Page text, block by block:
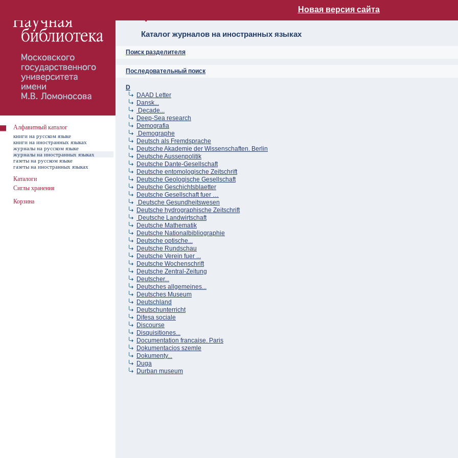
Новая версия сайта
Каталог журналов на иностранных языках
Поиск разделителя
Последовательный поиск
D
DAAD Letter
Dansk...
Decade...
Deep-Sea research
Demografia
Demographe
Deutsch als Fremdsprache
Deutsche Akademie der Wissenschaften. Berlin
Deutsche Aussenpolitik
Deutsche Dante-Gesellschaft
Deutsche entomologische Zeitschrift
Deutsche Geologische Gesellschaft
Deutsche Geschichtsblaetter
Deutsche Gesellschaft fuer …
Deutsche Gesundheitswesen
Deutsche hydrographische Zeitschrift
Deutsche Landwirtschaft
Deutsche Mathematik
Deutsche Nationalbibliographie
Deutsche optische...
Deutsche Rundschau
Deutsche Verein fuer ...
Deutsche Wochenschrift
Deutsche Zentral-Zeitung
Deutscher...
Deutsches allgemeines...
Deutsches Museum
Deutschland
Deutschunterricht
Difesa sociale
Discourse
Disquisitiones...
Documentation francaise. Paris
Dokumentacios szemle
Dokumenty...
Duga
Durban museum
Алфавитный каталог
книги на русском языке
книги на иностранных языках
журналы на русском языке
журналы на иностранных языках
газеты на русском языке
газеты на иностранных языках
Каталоги
Сиглы хранения
Корзина